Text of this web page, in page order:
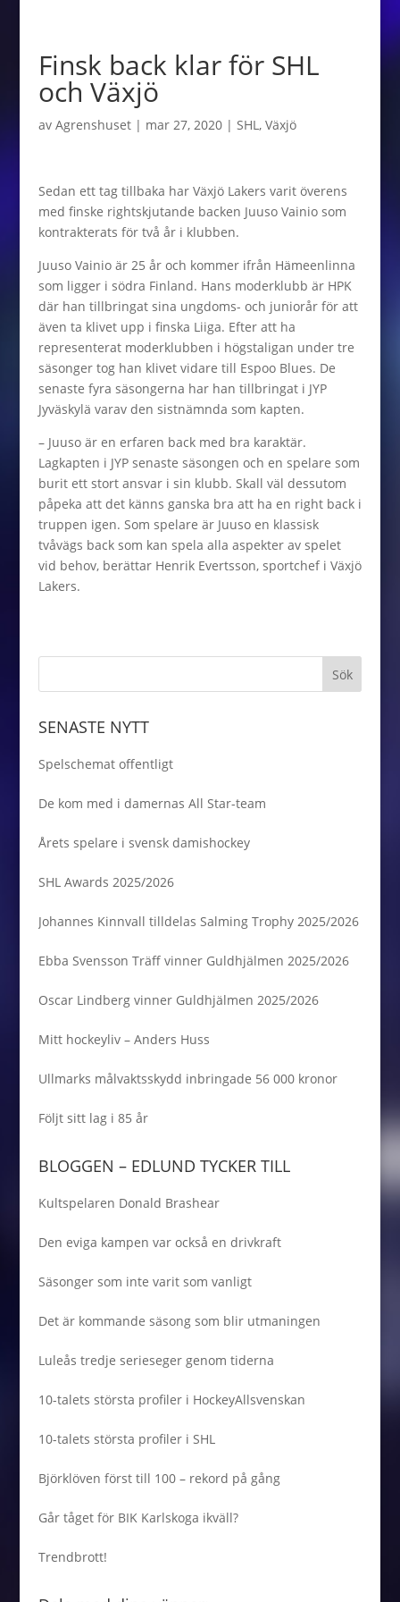
Finsk back klar för SHL
och Växjö
av Agrenshuset| mar 27, 2020| SHL, Växjö
Sedan ett tag tillbaka har Växjö Lakers varit överens
med finske rightskjutande backen Juuso Vainio som
kontrakterats för två år i klubben.
Juuso Vainio är 25 år och kommer ifrån Hämeenlinna
som ligger i södra Finland. Hans moderklubb är HPK
där han tillbringat sina ungdoms- och juniorår för att
även ta klivet upp i finska Liiga. Efter att ha
representerat moderklubben i högstaligan under tre
säsonger tog han klivet vidare till Espoo Blues. De
senaste fyra säsongerna har han tillbringat i JYP
Jyväskylä varav den sistnämnda som kapten.
– Juuso är en erfaren back med bra karaktär.
Lagkapten i JYP senaste säsongen och en spelare som
burit ett stort ansvar i sin klubb. Skall väl dessutom
påpeka att det känns ganska bra att ha en right back i
truppen igen. Som spelare är Juuso en klassisk
tvåvägs back som kan spela alla aspekter av spelet
vid behov, berättar Henrik Evertsson, sportchef i Växjö
Lakers.
SENASTE NYTT
Spelschemat offentligt
De kom med i damernas All Star-team
Årets spelare i svensk damishockey
SHL Awards 2025/2026
Johannes Kinnvall tilldelas Salming Trophy 2025/2026
Ebba Svensson Träff vinner Guldhjälmen 2025/2026
Oscar Lindberg vinner Guldhjälmen 2025/2026
Mitt hockeyliv – Anders Huss
Ullmarks målvaktsskydd inbringade 56 000 kronor
Följt sitt lag i 85 år
BLOGGEN – EDLUND TYCKER TILL
Kultspelaren Donald Brashear
Den eviga kampen var också en drivkraft
Säsonger som inte varit som vanligt
Det är kommande säsong som blir utmaningen
Luleås tredje serieseger genom tiderna
10-talets största profiler i HockeyAllsvenskan
10-talets största profiler i SHL
Björklöven först till 100 – rekord på gång
Går tåget för BIK Karlskoga ikväll?
Trendbrott!